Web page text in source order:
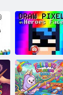
Nakreslite tváre
hrdinov pixelmi